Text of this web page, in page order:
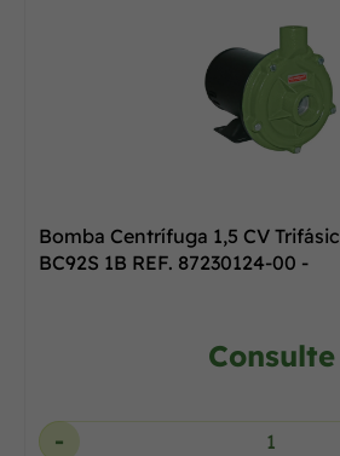
Bomba Centrífuga 1,5 CV
BC92S 1B REF. 87230124-00 -
Consulte
-